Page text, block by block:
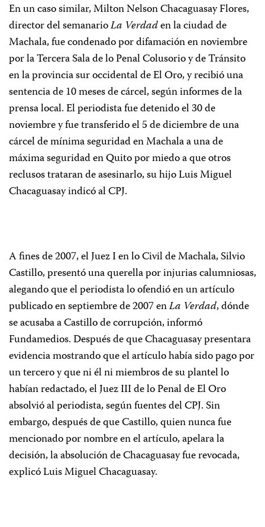
En un caso similar, Milton Nelson Chacaguasay Flores,
director del semanarioLa Verdaden la ciudad de
Machala, fue condenado por difamación en noviembre
por laTercera Sala de lo Penal Colusorio y de Tránsito
en la provincia sur occidental de El Oro, y recibió una
sentencia de 10 meses de cárcel, según informes de la
prensa local. El periodista fue detenido el 30 de
noviembre y fue transferido el 5 de diciembre de una
cárcel de mínima seguridad en Machala a una de
máxima seguridad en Quito por miedo a que otros
reclusos trataran de asesinarlo, su hijo Luis Miguel
Chacaguasay indicó al CPJ.
A fines de 2007, el Juez I en lo Civil de Machala, Silvio
Castillo, presentó una querella por injurias calumniosas,
alegando que el periodista lo ofendió en un artículo
publicado en septiembre de 2007 enLa Verdad, dónde
se acusaba a Castillo de corrupción, informó
Fundamedios. Después de queChacaguasay presentara
evidenciamostrando que el artículo había sido pago por
un tercero y que ni él ni miembros de su plantel lo
habían redactado, el Juez III de lo Penal de El Oro
absolvió al periodista, según fuentes del CPJ. Sin
embargo, después de que Castillo, quien nunca fue
mencionado por nombre en el artículo, apelara la
decisión, la absolución deChacaguasay fue revocada,
explicó Luis Miguel Chacaguasay.